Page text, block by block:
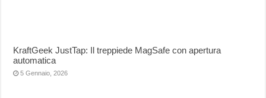
KraftGeek JustTap: Il treppiede MagSafe con apertura
automatica
5 Gennaio, 2026